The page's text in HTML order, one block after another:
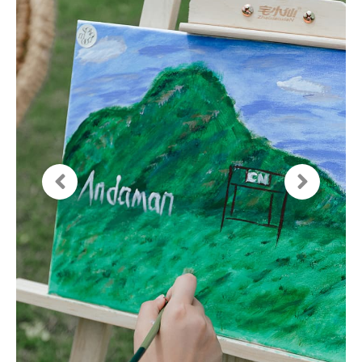
艺术
Simplify Your Senses
了解更多